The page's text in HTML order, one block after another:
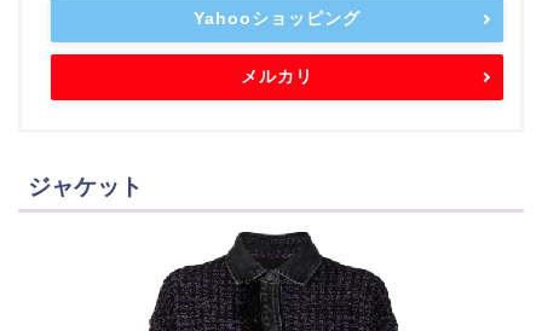
Yahooショッピング
メルカリ
ジャケット